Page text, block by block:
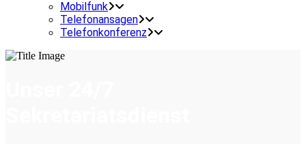
Mobilfunk
Telefonansagen
Telefonkonferenz